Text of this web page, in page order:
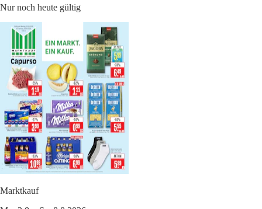
Nur noch heute gültig
Marktkauf